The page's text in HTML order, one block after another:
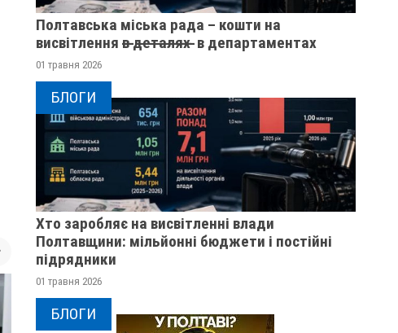
Полтавська міська рада – кошти на
висвітлення в̶ ̶д̶е̶т̶а̶л̶я̶х̶ ̶ в департаментах
01 травня 2026
БЛОГИ
Хто заробляє на висвітленні влади
Полтавщини: мільйонні бюджети і постійні
підрядники
01 травня 2026
БЛОГИ